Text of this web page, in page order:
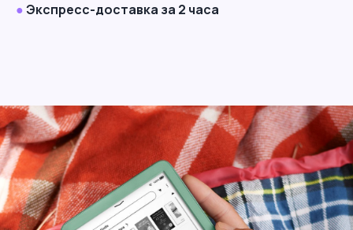
●Экспресс-доставка за 2 часа